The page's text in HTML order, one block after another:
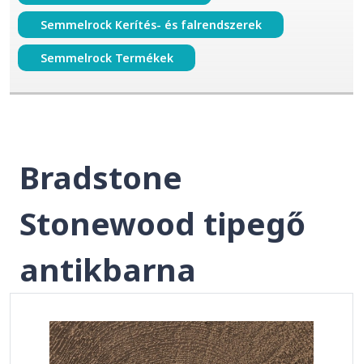
Semmelrock Kerítés- és falrendszerek
Semmelrock Termékek
Bradstone
Stonewood tipegő
antikbarna